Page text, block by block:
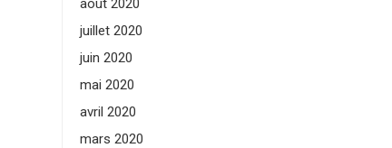
août 2020
juillet 2020
juin 2020
mai 2020
avril 2020
mars 2020